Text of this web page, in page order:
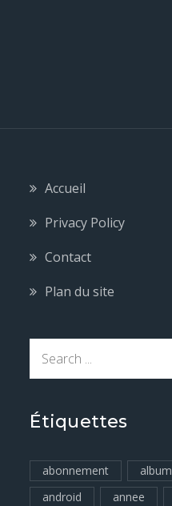
Accueil
Privacy Policy
Contact
Plan du site
Search
Étiquettes
abonnement album
android
annee